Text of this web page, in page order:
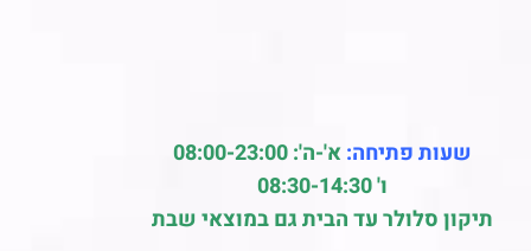
שעות פתיחה:א'-ה': 08:00-23:00
ו' 08:30-14:30
תיקון סלולר עד הבית גם במוצאי שבת